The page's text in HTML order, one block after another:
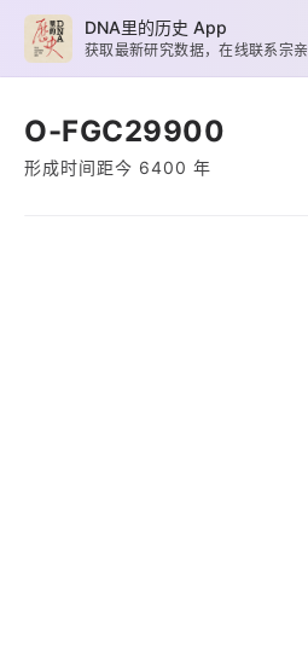
O-FGC29900
形成时间距今 6400 年
DNA里的历史 App
获取最新研究数据，在线联系宗亲